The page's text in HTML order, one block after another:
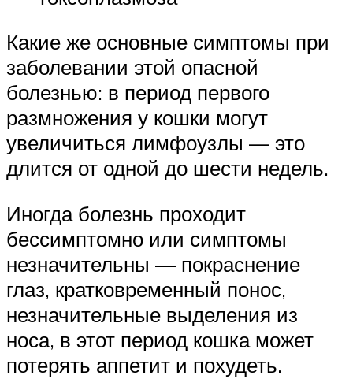
Какие же основные симптомы при
заболевании этой опасной
болезнью: в период первого
размножения у кошки могут
увеличиться лимфоузлы — это
длится от одной до шести недель.
Иногда болезнь проходит
бессимптомно или симптомы
незначительны — покраснение
глаз, кратковременный понос,
незначительные выделения из
носа, в этот период кошка может
потерять аппетит и похудеть.